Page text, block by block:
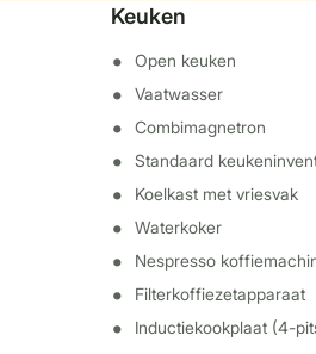
Keuken
Open keuken
Vaatwasser
Combimagnetron
Standaard
Koelkast met vriesvak
Waterkoker
Nespresso
Filterkoffiezetapparaat
Inductiekookplaat (4-